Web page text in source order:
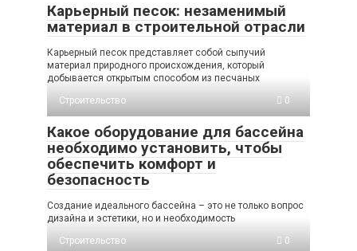
Карьерный песок: незаменимый
материал в строительной отрасли
Карьерный песок представляет собой сыпучий
материал природного происхождения, который
добывается открытым способом из песчаных
Строительство
0
Какое оборудование для бассейна
необходимо установить, чтобы
обеспечить комфорт и
безопасность
Создание идеального бассейна – это не только вопрос
дизайна и эстетики, но и необходимость
Строительство
0